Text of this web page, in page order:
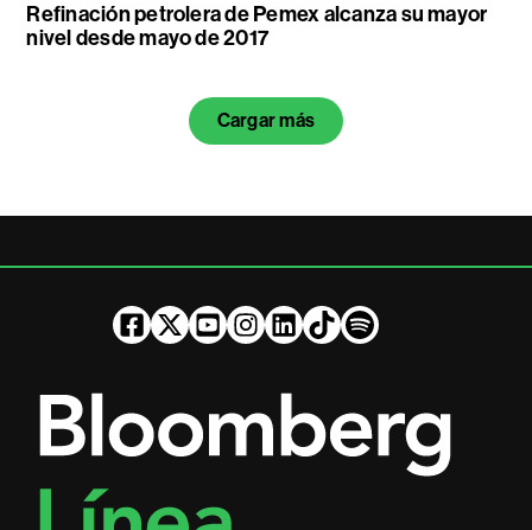
Refinación petrolera de Pemex alcanza su mayor
nivel desde mayo de 2017
Cargar más